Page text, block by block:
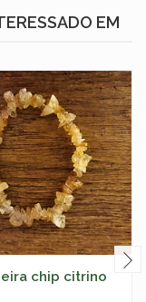
EM
chip citrino